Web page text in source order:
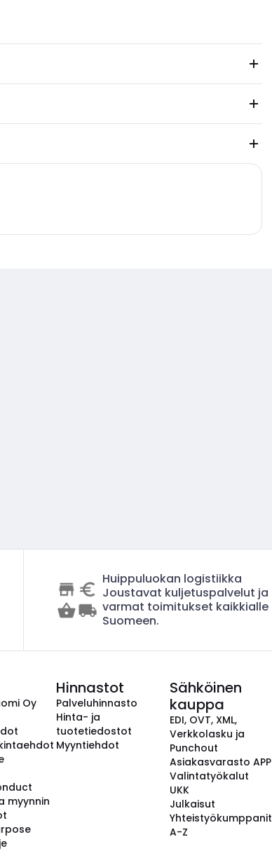
Huippuluokan logistiikka
Joustavat kuljetuspalvelut ja
varmat toimitukset kaikkialle
Suomeen.
Oy
myynnin
Hinnastot
Palveluhinnasto
Hinta- ja
tuotetiedostot
Myyntiehdot
Sähköinen
kauppa
EDI, OVT, XML,
Verkkolasku ja
Punchout
Asiakasvarasto APP
Valintatyökalut
UKK
Julkaisut
Yhteistyökumppanit
A-Z